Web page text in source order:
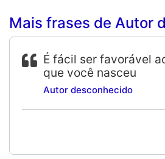
Mais frases de Autor
É fácil ser favorável
que você nasceu
Autor desconhecido